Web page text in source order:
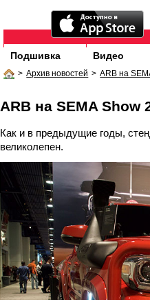
Подшивка Видео
> Архив новостей > ARB на
ARB на SEMA Show
Как и в предыдущие годы,
великолепен.